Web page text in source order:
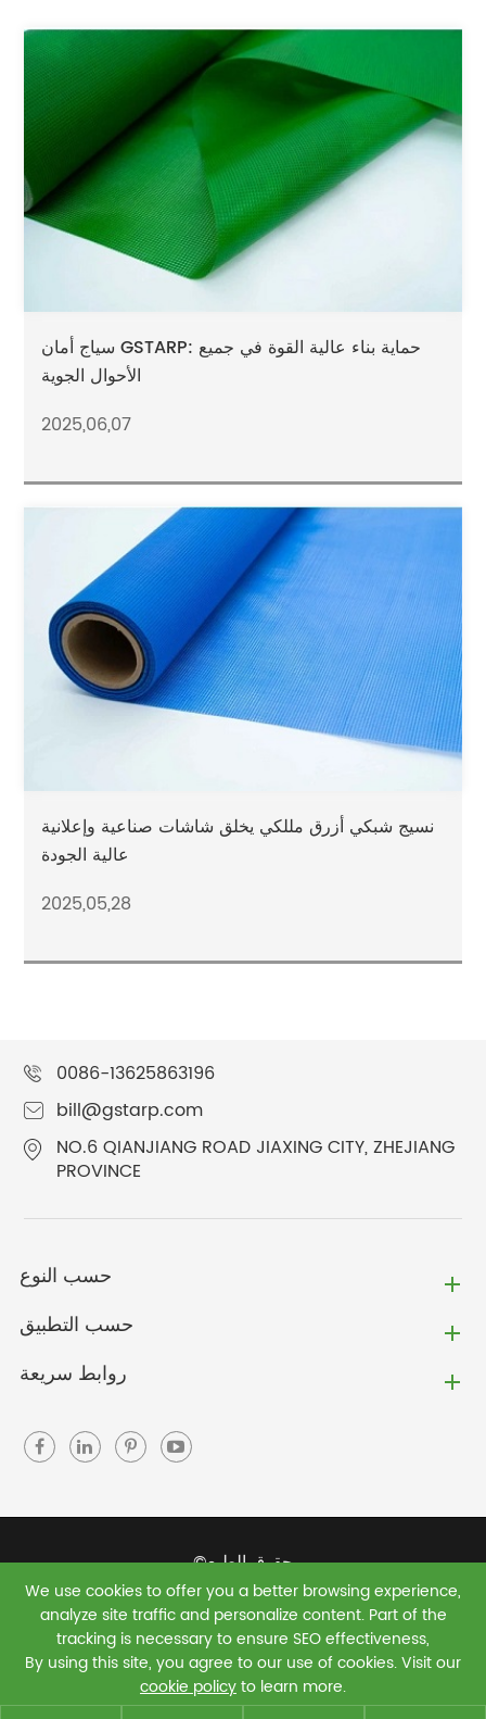
سياج أمان GSTARP: حماية بناء عالية القوة في جميع
الأحوال الجوية
2025,06,07
نسيج شبكي أزرق مللكي يخلق شاشات صناعية وإعلانية
عالية الجودة
2025,05,28
0086-13625863196
bill@gstarp.com
NO.6 QIANJIANG ROAD JIAXING CITY, ZHEJIANG
PROVINCE
حسب النوع
حسب التطبيق
روابط سريعة
حقوق الطبع©
Jiaxing Green Shield New Materials Co., Ltd.جميع
الحقوق محفوظة.
خريطة الموقع
| سياسة الخصوصية
We use cookies to offer you a better browsing experience,
analyze site traffic and personalize content. Part of the
tracking is necessary to ensure SEO effectiveness,
By using this site, you agree to our use of cookies. Visit our
cookie policyto learn more.